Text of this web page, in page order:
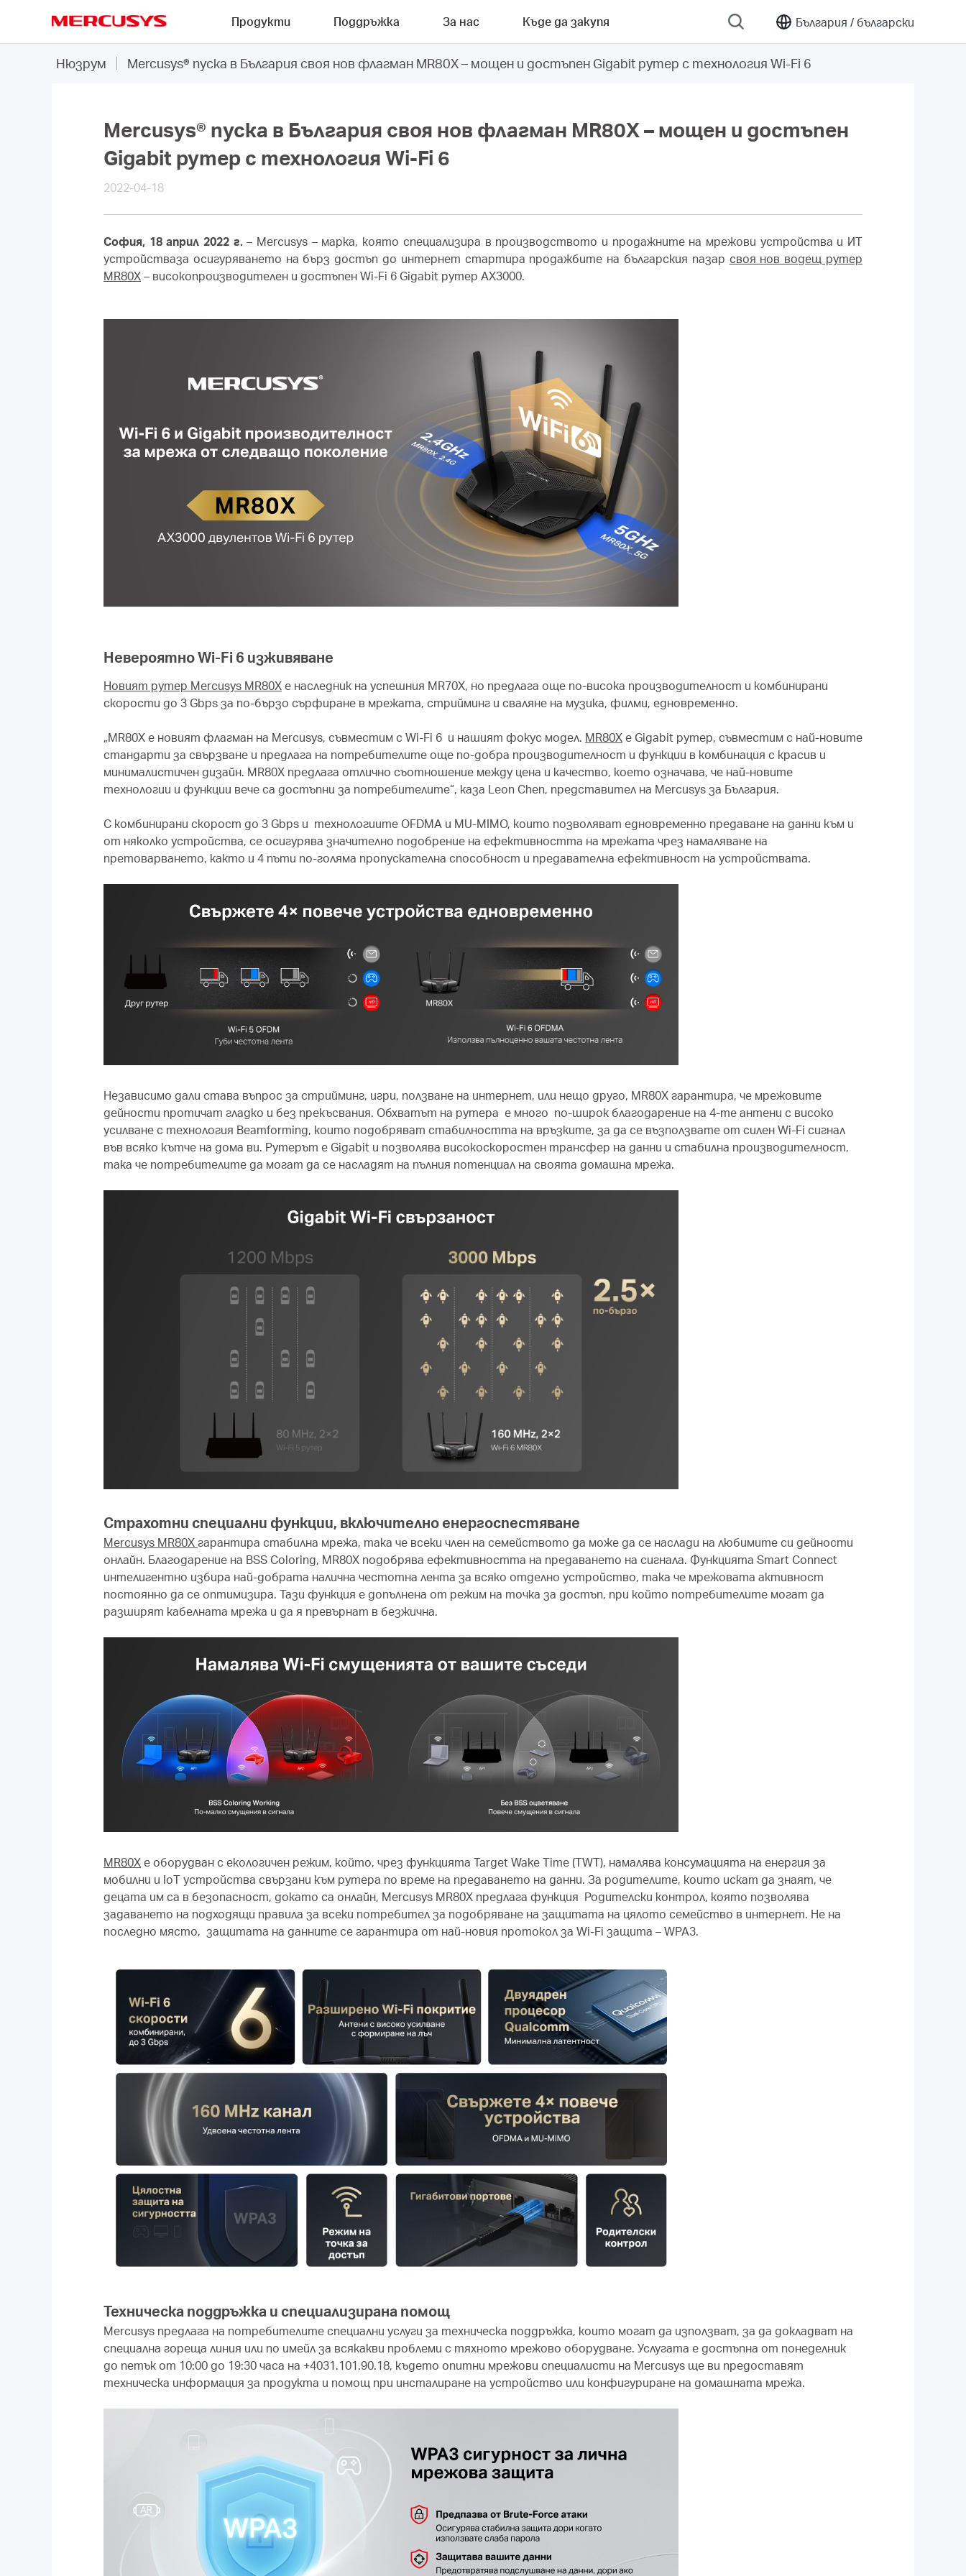
България / български
Продукти Поддръжка За нас Къде да закупя
Нюзрум Mercusys® пуска в България своя нов флагман MR80X – мощен и достъпен Gigabit рутер с технология Wi-Fi 6
Mercusys® пуска в България своя нов флагман MR80X – мощен и достъпен
Gigabit рутер с технология Wi-Fi 6
2022-04-18
София, 18 април 2022 г. – Mercusys – марка, която специализира в производството и продажните на мрежови устройства и ИТ
устройстваза осигуряването на бърз достъп до интернет стартира продажбите на българския пазар своя нов водещ рутер
MR80X – високопроизводителен и достъпен Wi-Fi 6 Gigabit рутер AX3000.
Невероятно Wi-Fi 6 изживяване
Новият рутер Mercusys MR80X е наследник на успешния MR70X, но предлага още по-висока производителност и комбинирани
скорости до 3 Gbps за по-бързо сърфиране в мрежата, стрийминг и сваляне на музика, филми, едновременно.
„MR80X е новият флагман на Mercusys, съвместим с Wi-Fi 6 и нашият фокус модел. MR80X е Gigabit рутер, съвместим с най-новите
стандарти за свързване и предлага на потребителите още по-добра производителност и функции в комбинация с красив и
минималистичен дизайн. MR80X предлага отлично съотношение между цена и качество, което означава, че най-новите
технологии и функции вече са достъпни за потребителите“, каза Leon Chen, представител на Mercusys за България.
С комбинирани скорост до 3 Gbps и технологиите OFDMA и MU-MIMO, които позволяват едновременно предаване на данни към и
от няколко устройства, се осигурява значително подобрение на ефективността на мрежата чрез намаляване на
претоварването, както и 4 пъти по-голяма пропускателна способност и предавателна ефективност на устройствата.
Независимо дали става въпрос за стрийминг, игри, ползване на интернет, или нещо друго, MR80X гарантира, че мрежовите
дейности протичат гладко и без прекъсвания. Обхватът на рутера е много по-широк благодарение на 4-те антени с високо
усилване с технология Beamforming, които подобряват стабилността на връзките, за да се възползвате от силен Wi-Fi сигнал
във всяко кътче на дома ви. Рутерът e Gigabit и позволява високоскоростен трансфер на данни и стабилна производителност,
така че потребителите да могат да се насладят на пълния потенциал на своята домашна мрежа.
Страхотни специални функции, включително енергоспестяване
Mercusys MR80X гарантира стабилна мрежа, така че всеки член на семейството да може да се наслади на любимите си дейности
онлайн. Благодарение на BSS Coloring, MR80X подобрява ефективността на предаването на сигнала. Функцията Smart Connect
интелигентно избира най-добрата налична честотна лента за всяко отделно устройство, така че мрежовата активност
постоянно да се оптимизира. Тази функция е допълнена от режим на точка за достъп, при който потребителите могат да
разширят кабелната мрежа и да я превърнат в безжична.
MR80X е оборудван с екологичен режим, който, чрез функцията Target Wake Time (TWT), намалява консумацията на енергия за
мобилни и IoT устройства свързани към рутера по време на предаването на данни. За родителите, които искат да знаят, че
децата им са в безопасност, докато са онлайн, Mercusys MR80X предлага функция Родителски контрол, която позволява
задаването на подходящи правила за всеки потребител за подобряване на защитата на цялото семейство в интернет. Не на
последно място, защитата на данните се гарантира от най-новия протокол за Wi-Fi защита – WPA3.
Техническа поддръжка и специализирана помощ
Mercusys предлага на потребителите специални услуги за техническа поддръжка, които могат да използват, за да докладват на
специална гореща линия или по имейл за всякакви проблеми с тяхното мрежово оборудване. Услугата е достъпна от понеделник
до петък от 10:00 до 19:30 часа на +4031.101.90.18, където опитни мрежови специалисти на Mercusys ще ви предоставят
техническа информация за продукта и помощ при инсталиране на устройство или конфигуриране на домашната мрежа.